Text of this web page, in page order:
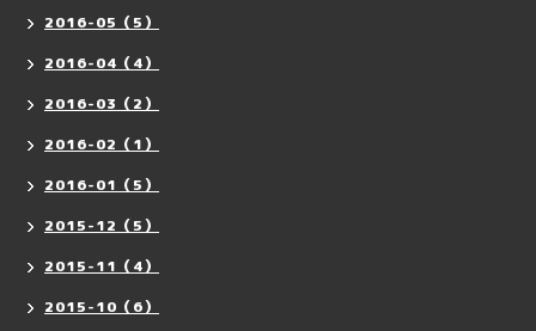
2016-05（5）
2016-04（4）
2016-03（2）
2016-02（1）
2016-01（5）
2015-12（5）
2015-11（4）
2015-10（6）